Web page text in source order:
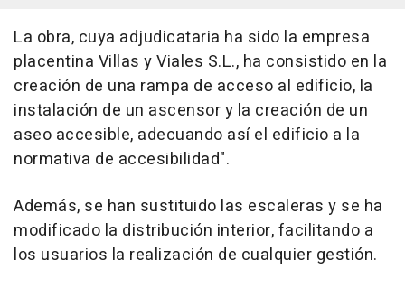
La obra, cuya adjudicataria ha sido la empresa
placentina Villas y Viales S.L., ha consistido en la
creación de una rampa de acceso al edificio, la
instalación de un ascensor y la creación de un
aseo accesible, adecuando así el edificio a la
normativa de accesibilidad".
Además, se han sustituido las escaleras y se ha
modificado la distribución interior, facilitando a
los usuarios la realización de cualquier gestión.